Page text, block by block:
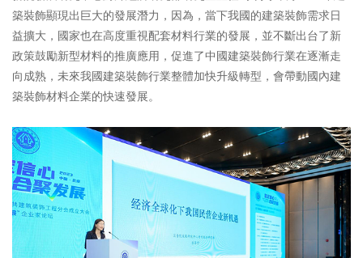
築裝飾顯現出巨大的發展潛力，因為，當下我國的建築裝飾需求日
益擴大，國家也在高度重視配套材料行業的發展，並不斷出台了新
政策鼓勵新型材料的推廣應用，促進了中國建築裝飾行業在逐漸走
向成熟，未來我國建築裝飾行業整體加快升級轉型，會帶動國內建
築裝飾材料企業的快速發展。